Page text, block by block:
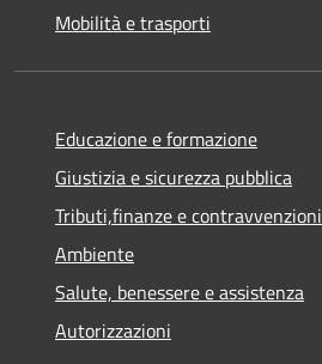
Mobilità e trasporti
Educazione e formazione
Giustizia e sicurezza pubblica
Tributi,finanze e contravvenzioni
Ambiente
Salute, benessere e assistenza
Autorizzazioni